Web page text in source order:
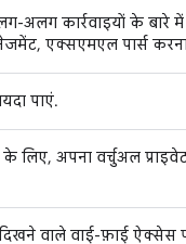
अलग कार्रवाइयों के बारे
एक्सएमएल पार्स
पाएं.
लिए, अपना वर्चुअल
वाले वाई-फ़ाई ऐक्सेस